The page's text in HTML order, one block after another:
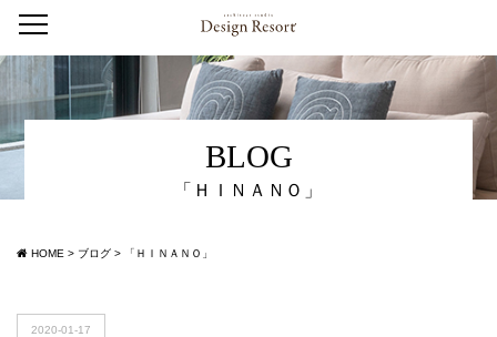
BLOG
「ＨＩＮＡＮＯ」
HOME > ブログ > 「ＨＩＮＡＮＯ」
2020-01-17